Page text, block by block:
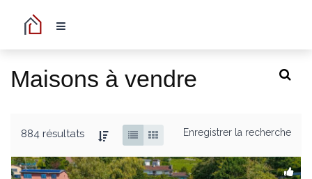
Maisons à vendre
884 résultats Enregistrer la recherche